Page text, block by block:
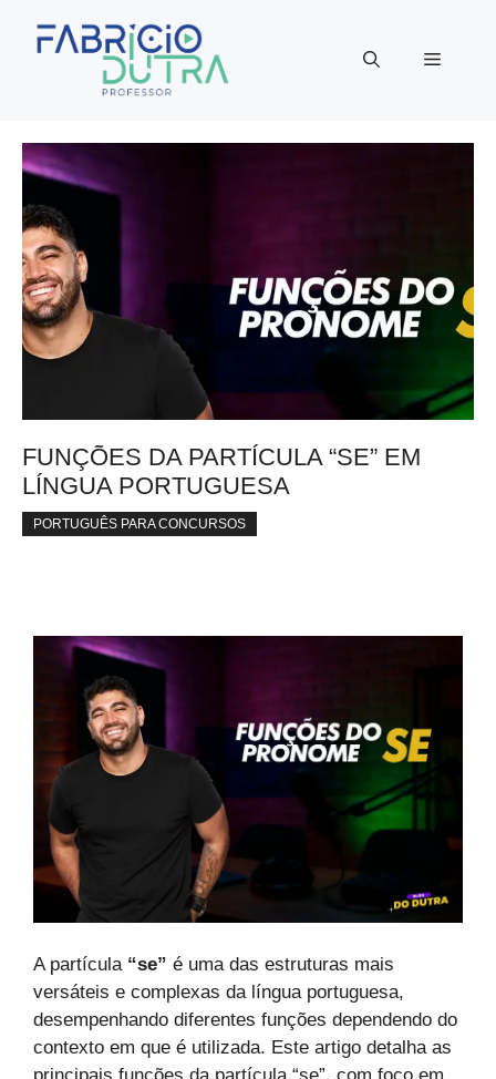
Menu
FUNÇÕES DA PARTÍCULA “SE” EM
LÍNGUA PORTUGUESA
PORTUGUÊS PARA CONCURSOS
A partícula “se” é uma das estruturas mais
versáteis e complexas da língua portuguesa,
desempenhando diferentes funções dependendo do
contexto em que é utilizada. Este artigo detalha as